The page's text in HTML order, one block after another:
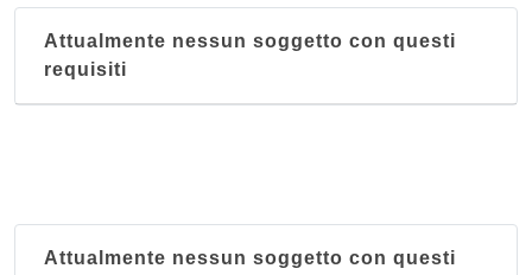
Attualmente nessun soggetto con questi
requisiti
Attualmente nessun soggetto con questi